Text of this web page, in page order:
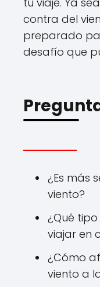
contra del
preparado
desafío que
¿Es más
viento?
¿Qué
viajar en
¿Cómo
viento a